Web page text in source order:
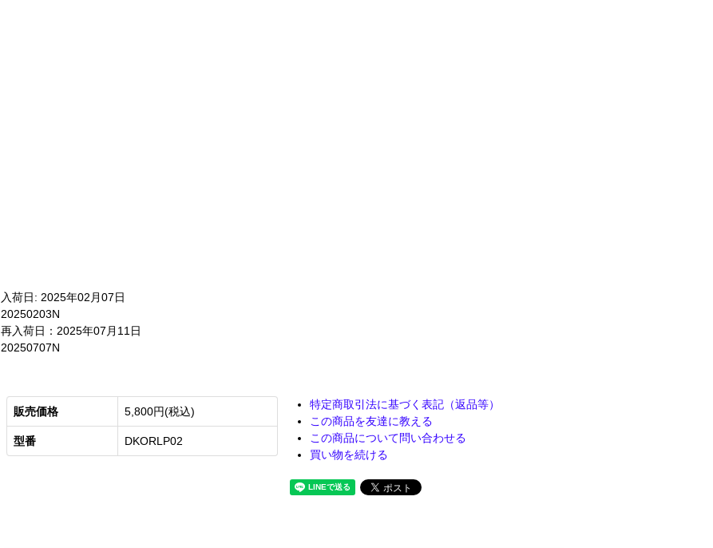
入荷日: 2025年02月07日
20250203N
再入荷日：2025年07月11日
20250707N
販売価格 5,800円(税込)
型番 DKORLP02
特定商取引法に基づく表記（返品等）
この商品を友達に教える
この商品について問い合わせる
買い物を続ける